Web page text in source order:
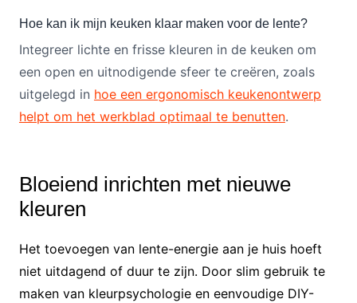
Hoe kan ik mijn keuken klaar maken voor de lente?
Integreer lichte en frisse kleuren in de keuken om
een open en uitnodigende sfeer te creëren, zoals
uitgelegd in hoe een ergonomisch keukenontwerp
helpt om het werkblad optimaal te benutten.
Bloeiend inrichten met nieuwe
kleuren
Het toevoegen van lente-energie aan je huis hoeft
niet uitdagend of duur te zijn. Door slim gebruik te
maken van kleurpsychologie en eenvoudige DIY-